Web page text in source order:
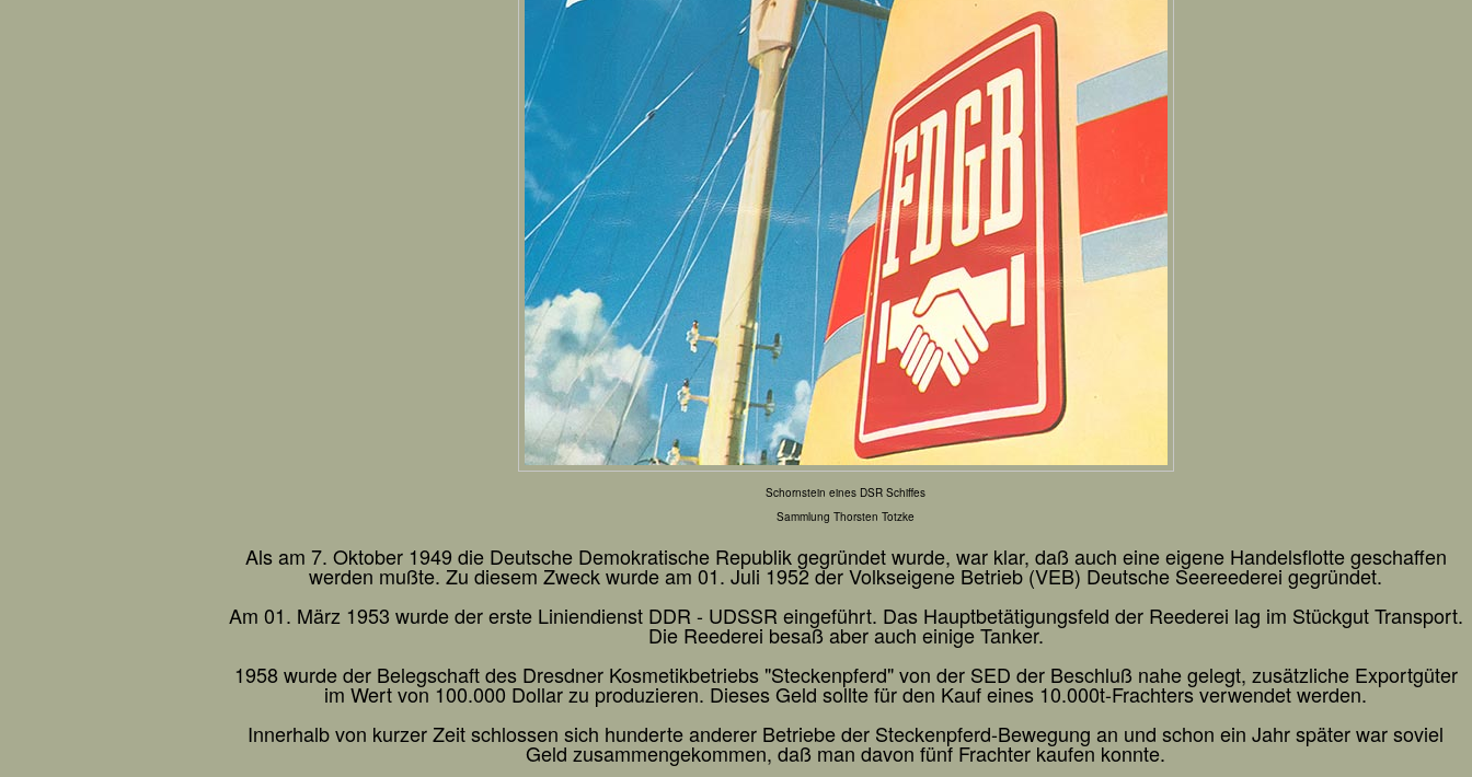
Schornstein eines DSR Schiffes
Sammlung Thorsten Totzke
Als am 7. Oktober 1949 die Deutsche Demokratische Republik gegründet wurde, war klar, daß auch eine eigene Handelsflotte geschaffen
werden mußte. Zu diesem Zweck wurde am 01. Juli 1952 der Volkseigene Betrieb (VEB) Deutsche Seereederei gegründet.
Am 01. März 1953 wurde der erste Liniendienst DDR - UDSSR eingeführt. Das Hauptbetätigungsfeld der Reederei lag im Stückgut Transport.
Die Reederei besaß aber auch einige Tanker.
1958 wurde der Belegschaft des Dresdner Kosmetikbetriebs "Steckenpferd" von der SED der Beschluß nahe gelegt, zusätzliche Exportgüter
im Wert von 100.000 Dollar zu produzieren. Dieses Geld sollte für den Kauf eines 10.000t-Frachters verwendet werden.
Innerhalb von kurzer Zeit schlossen sich hunderte anderer Betriebe der Steckenpferd-Bewegung an und schon ein Jahr später war soviel
Geld zusammengekommen, daß man davon fünf Frachter kaufen konnte.